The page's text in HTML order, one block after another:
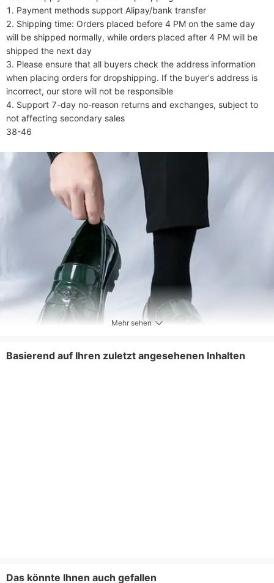
1. Payment methods support Alipay/bank transfer
2. Shipping time: Orders placed before 4 PM on the same day
will be shipped normally, while orders placed after 4 PM will be
shipped the next day
3. Please ensure that all buyers check the address information
when placing orders for dropshipping. If the buyer's address is
incorrect, our store will not be responsible
4. Support 7-day no-reason returns and exchanges, subject to
not affecting secondary sales
38-46
Mehr sehen
Basierend auf Ihren zuletzt angesehenen Inhalten
Das könnte Ihnen auch gefallen